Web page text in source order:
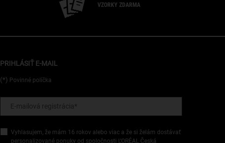
VZORKY ZDARMA
PRIHLÁSIŤ E-MAIL
(*) Povinné políčka
E-mailová registrácia *
Vyhlasujem, že mám 16 rokov alebo viac a že si želám dostávať
personalizované ponuky od spoločnosti L’ORÉAL Česká